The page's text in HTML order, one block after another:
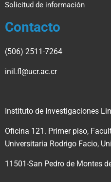
Solicitud de información
Contacto
(506) 2511-7264
inil.fl@ucr.ac.cr
Instituto de Investigaciones
Oficina 121. Primer piso,
Universitaria Rodrigo Facio,
11501-San Pedro de Montes